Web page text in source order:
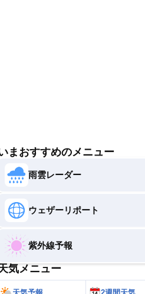
ごせる暑さです。冷房の効いた
かもしれません。明日は、朝晩
い服装を選びましょう。
まおすすめのメニュー
雨雲レーダー
ウェザーリポート
紫外線予報
気メニュー
天気予報 2週間天気